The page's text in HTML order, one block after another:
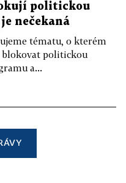
politickou
nečekaná
tématu, o kterém
blokovat politickou
a...